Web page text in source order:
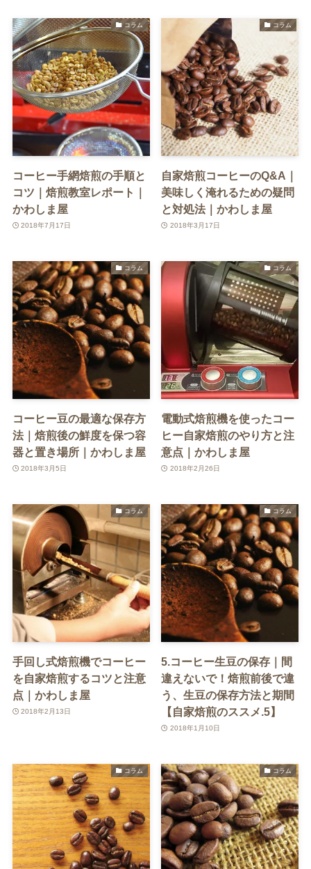
コラム
コーヒー手網焙煎の手順と
コツ｜焙煎教室レポート｜
かわしま屋
2018年7月17日
コラム
自家焙煎コーヒーのQ&A｜
美味しく淹れるための疑問
と対処法｜かわしま屋
2018年3月17日
コラム
コーヒー豆の最適な保存方
法｜焙煎後の鮮度を保つ容
器と置き場所｜かわしま屋
2018年3月5日
コラム
電動式焙煎機を使ったコー
ヒー自家焙煎のやり方と注
意点｜かわしま屋
2018年2月26日
コラム
手回し式焙煎機でコーヒー
を自家焙煎するコツと注意
点｜かわしま屋
2018年2月13日
コラム
5.コーヒー生豆の保存｜間
違えないで！焙煎前後で違
う、生豆の保存方法と期間
【自家焙煎のススメ.5】
2018年1月10日
コラム コラム